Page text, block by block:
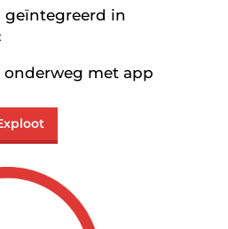
geïntegreerd in
onderweg met app